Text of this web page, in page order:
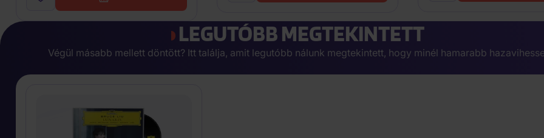
LEGUTÓBB MEGTEKINTETT
Végül másabb mellett döntött? Itt találja, amit legutóbb nálunk megtekintett, hogy minél hamarabb